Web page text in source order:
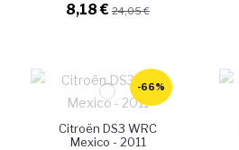
8,18 € 24,05 €
-66%
Citroën DS3 WRC
Mexico - 2011